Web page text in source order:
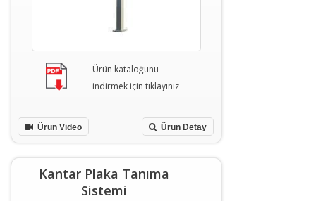
Ürün kataloğunu
indirmek için tıklayınız
Ürün Detay
Ürün Video
Kantar Plaka Tanıma
Sistemi